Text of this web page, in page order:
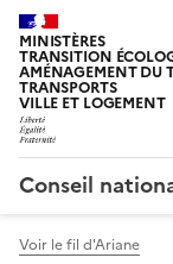
MINISTÈRES
TRANSITION
AMÉNAGEMENT DU
TRANSPORTS
VILLE ET LOGEMENT
Conseil
Voir le fil d'Ariane